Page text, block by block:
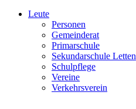
Leute
Personen
Gemeinderat
Primarschule
Sekundarschule Letten
Schulpflege
Vereine
Verkehrsverein